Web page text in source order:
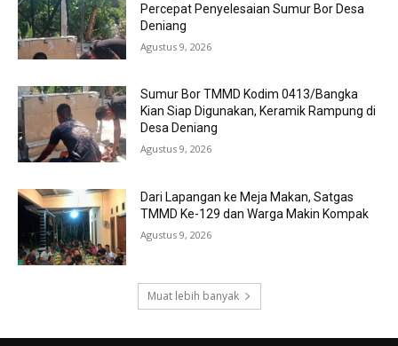
Percepat Penyelesaian Sumur Bor Desa
Deniang
Agustus 9, 2026
Sumur Bor TMMD Kodim 0413/Bangka
Kian Siap Digunakan, Keramik Rampung di
Desa Deniang
Agustus 9, 2026
Dari Lapangan ke Meja Makan, Satgas
TMMD Ke-129 dan Warga Makin Kompak
Agustus 9, 2026
Muat lebih banyak